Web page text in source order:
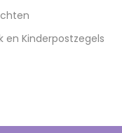
en Kinderpostzegels